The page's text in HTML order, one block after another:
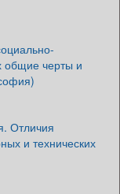
общие черты и
Отличия
и технических